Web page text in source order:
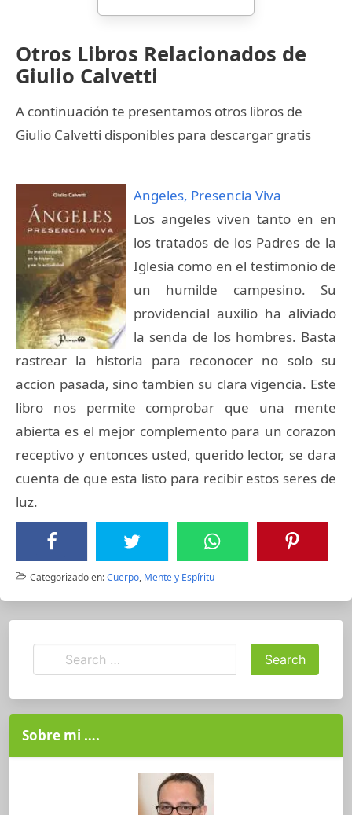
Otros Libros Relacionados de
Giulio Calvetti
A continuación te presentamos otros libros de
Giulio Calvetti disponibles para descargar gratis
Angeles, Presencia Viva
Los angeles viven tanto en en
los tratados de los Padres de la
Iglesia como en el testimonio de
un humilde campesino. Su
providencial auxilio ha aliviado
la senda de los hombres. Basta
rastrear la historia para reconocer no solo su
accion pasada, sino tambien su clara vigencia. Este
libro nos permite comprobar que una mente
abierta es el mejor complemento para un corazon
receptivo y entonces usted, querido lector, se dara
cuenta de que esta listo para recibir estos seres de
luz.
Categorizado en:Cuerpo, Mente y Espíritu
Sobre mi ….